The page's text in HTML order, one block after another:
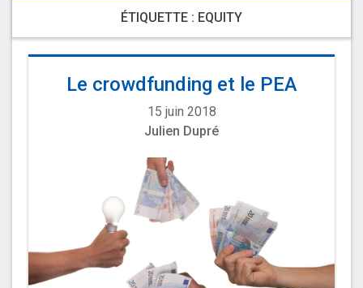
ÉTIQUETTE : EQUITY
Le crowdfunding et le PEA
15 juin 2018
Julien Dupré